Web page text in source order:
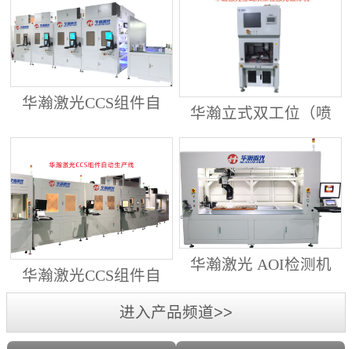
华瀚激光CCS组件自
动生产线（纵向线）
华瀚立式双工位（喷
射锡膏）激光焊锡机
华瀚激光CCS组件自
动生产线（横向线）
华瀚激光 AOI检测机
（型号HA18DM6)
进入产品频道>>